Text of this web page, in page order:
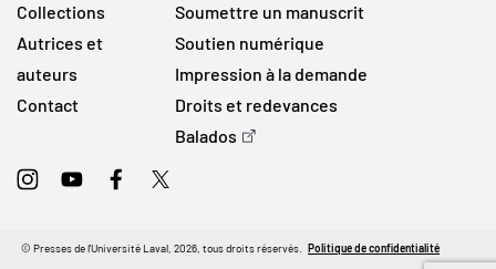
Collections
Autrices et
auteurs
Contact
Soumettre un manuscrit
Soutien numérique
Impression à la demande
Droits et redevances
Balados
InstagramYoutubeFacebookTwitter
© Presses de l'Université Laval, 2026, tous droits réservés. Politique de confidentialité